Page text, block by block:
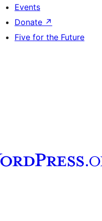
Events
Donate ↗
Five for the Future
channel
aming Tumblr account